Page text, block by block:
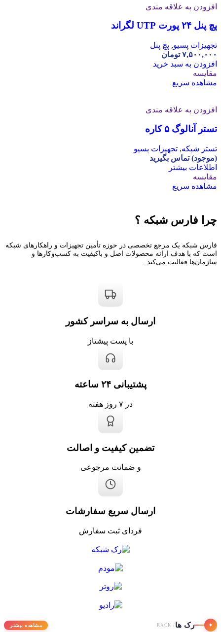
افزودن به علاقه مندی
پچ پنل ۲۴ پورت UTP لگراند
تجهیزات پسیو, پچ پنل
۷,۵۰۰,۰۰۰ تومان
افزودن به سبد خرید
مقایسه
مشاهده سریع
افزودن به علاقه مندی
تستر آنالوگ ۵ کاره
تستر شبکه, تجهیزات پسیو
(موجود) تماس بگیرید
اطلاعات بیشتر
مقایسه
مشاهده سریع
چرا فارس شبکه ؟
فارس شبکه یک مرجع تخصصی در حوزه تأمین تجهیزات و راهکارهای شبکه
است که با هدف ارائه محصولات اصل و باکیفیت به کسب‌وکارها و
سازمان‌ها فعالیت می‌کند.
ارسال به سراسر کشور
با پست پیشتاز
پشتیبانی ۲۴ ساعته
در ۷ روز هفته
تضمین کیفیت و اصالت
و ضمانت مرجوعی
ارسال سریع سفارشات
فردای ثبت سفارش
✦ رک ها / RACK مشاهده بیشتر